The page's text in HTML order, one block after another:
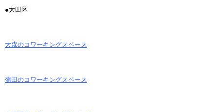
●大田区
大森のコワーキングスペース
蒲田のコワーキングスペース